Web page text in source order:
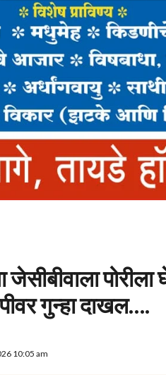
जेसीबीवाला
गुन्हा दाखल….
10:05 am